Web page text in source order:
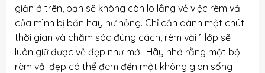
giản ở trên, bạn sẽ không còn lo lắng về việc rèm vải
của mình bị bẩn hay hư hỏng. Chỉ cần dành một chút
thời gian và chăm sóc đúng cách, rèm vải 1 lớp sẽ
luôn giữ được vẻ đẹp như mới. Hãy nhớ rằng một bộ
rèm vải đẹp có thể đem đến một không gian sống